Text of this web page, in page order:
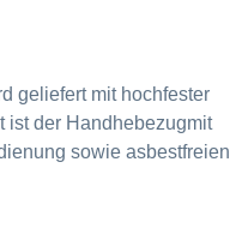
geliefert mit hochfester
ist der Handhebezugmit
sowie asbestfreien